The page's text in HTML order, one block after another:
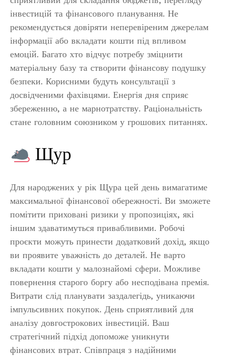
інвестицій та фінансового планування. Не
рекомендується довіряти неперевіреним джерелам
інформації або вкладати кошти під впливом
емоцій. Багато хто відчує потребу зміцнити
матеріальну базу та створити фінансову подушку
безпеки. Корисними будуть консультації з
досвідченими фахівцями. Енергія дня сприяє
збереженню, а не марнотратству. Раціональність
стане головним союзником у грошових питаннях.
Щур
Для народжених у рік Щура цей день вимагатиме
максимальної фінансової обережності. Ви зможете
помітити приховані ризики у пропозиціях, які
іншим здаватимуться привабливими. Робочі
проєкти можуть принести додатковий дохід, якщо
ви проявите уважність до деталей. Не варто
вкладати кошти у малознайомі сфери. Можливе
повернення старого боргу або несподівана премія.
Витрати слід планувати заздалегідь, уникаючи
імпульсивних покупок. День сприятливий для
аналізу довгострокових інвестицій. Ваш
стратегічний підхід допоможе уникнути
фінансових втрат. Співпраця з надійними